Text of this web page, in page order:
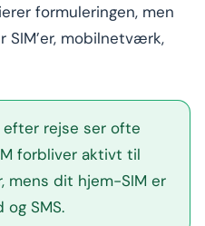
formuleringen, men
SIM’er, mobilnetværk,
rejse ser ofte
forbliver aktivt til
mens dit hjem-SIM er
SMS.